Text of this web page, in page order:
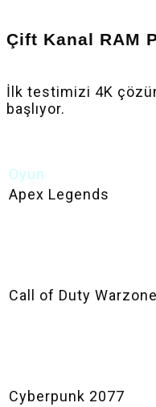
Çift Kanal RAM
İlk testimizi 4K
başlıyor.
Oyun
Apex Legends
Call of Duty Warzone
Cyberpunk 2077